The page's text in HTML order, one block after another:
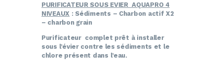
PURIFICATEUR SOUS EVIER AQUAPRO 4
NIVEAUX : Sédiments – Charbon actif X2
– charbon grain
Purificateur complet prêt à installer
sous l’évier contre les sédiments et le
chlore présent dans l’eau.